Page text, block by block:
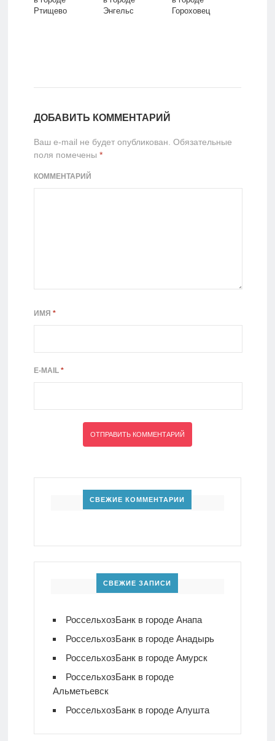
Ртищево
Энгельс
Гороховец
ДОБАВИТЬ КОММЕНТАРИЙ
Ваш e-mail не будет опубликован. Обязательные
поля помечены *
КОММЕНТАРИЙ
ИМЯ *
E-MAIL *
СВЕЖИЕ КОММЕНТАРИИ
СВЕЖИЕ ЗАПИСИ
РоссельхозБанк в городе Анапа
РоссельхозБанк в городе Анадырь
РоссельхозБанк в городе Амурск
РоссельхозБанк в городе
Альметьевск
РоссельхозБанк в городе Алушта